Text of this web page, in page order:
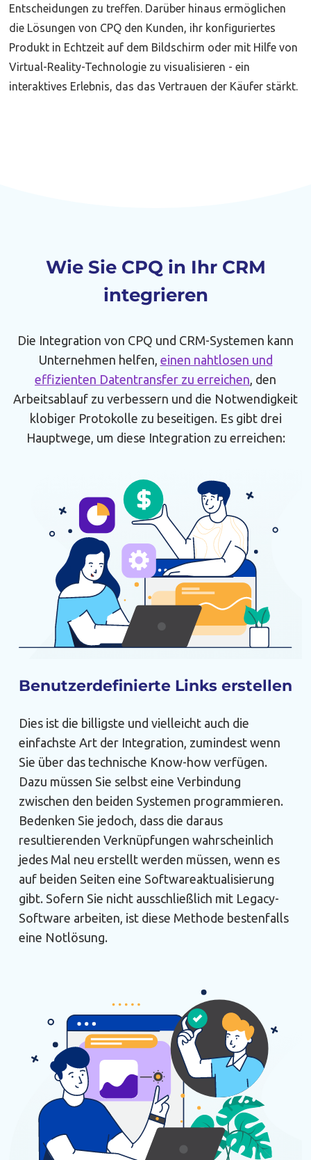
Entscheidungen zu treffen. Darüber hinaus ermöglichen
die Lösungen von CPQ den Kunden, ihr konfiguriertes
Produkt in Echtzeit auf dem Bildschirm oder mit Hilfe von
Virtual-Reality-Technologie zu visualisieren - ein
interaktives Erlebnis, das das Vertrauen der Käufer stärkt.
Wie Sie CPQ in Ihr CRM
integrieren
Die Integration von CPQ und CRM-Systemen kann
Unternehmen helfen, einen nahtlosen und
effizienten Datentransfer zu erreichen, den
Arbeitsablauf zu verbessern und die Notwendigkeit
klobiger Protokolle zu beseitigen. Es gibt drei
Hauptwege, um diese Integration zu erreichen:
Benutzerdefinierte Links erstellen
Dies ist die billigste und vielleicht auch die
einfachste Art der Integration, zumindest wenn
Sie über das technische Know-how verfügen.
Dazu müssen Sie selbst eine Verbindung
zwischen den beiden Systemen programmieren.
Bedenken Sie jedoch, dass die daraus
resultierenden Verknüpfungen wahrscheinlich
jedes Mal neu erstellt werden müssen, wenn es
auf beiden Seiten eine Softwareaktualisierung
gibt. Sofern Sie nicht ausschließlich mit Legacy-
Software arbeiten, ist diese Methode bestenfalls
eine Notlösung.